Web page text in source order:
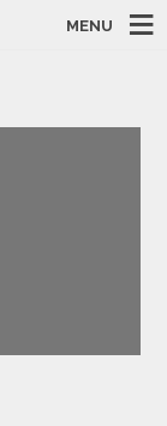
MENU